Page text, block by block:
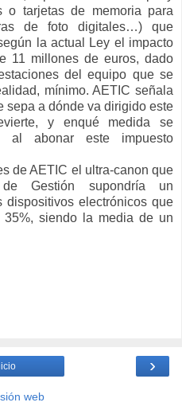
o tarjetas de memoria para
de foto digitales…) que
la actual Ley el impacto
11 millones de euros, dado
del equipo que se
mínimo. AETIC señala
sepa a dónde va dirigido este
y enqué medida se
al abonar este impuesto
de AETIC el ultra-canon que
Gestión supondría un
dispositivos electrónicos que
siendo la media de un
›
web